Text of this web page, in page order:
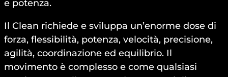
e potenza.
Il Clean richiede e sviluppa un’enorme dose di
forza, flessibilità, potenza, velocità, precisione,
agilità, coordinazione ed equilibrio. Il
movimento è complesso e come qualsiasi